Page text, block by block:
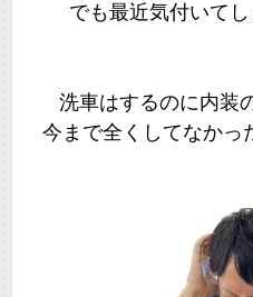
でも最近気付いて
洗車はするのに内装
今まで全くしてなかっ